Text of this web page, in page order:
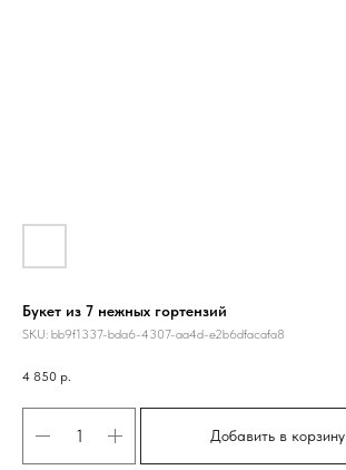
Букет из 7 нежных гортензий
SKU: bb9f1337-bda6-4307-aa4d-e2b6dfacafa8
4 850 р.
Добавить в корзину